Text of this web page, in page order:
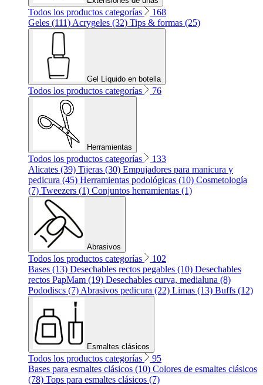
Todos los productos categorías
168
Geles (111) Acrygeles (32) Tips & formas (25)
Gel Líquido en botella
Todos los productos categorías 76
Herramientas
Todos los productos categorías
133
Alicates (39) Tijeras (30) Empujadores para manicura y
pedicura (45) Herramientas podológicas (10) Cosmetología
(7) Tweezers (1) Conjuntos herramientas (1)
Abrasivos
Todos los productos categorías
102
Bases (13) Desechables rectos pegables (10) Desechables
rectos PapMam (19) Desechables curva, medialuna (8)
Pododiscs (7) Abrasivos pedicura (22) Limas (13) Buffs (12)
Esmaltes clásicos
Todos los productos categorías
95
Bases para esmaltes clásicos (10) Colores de esmaltes clásicos
(78) Tops para esmaltes clásicos (7)